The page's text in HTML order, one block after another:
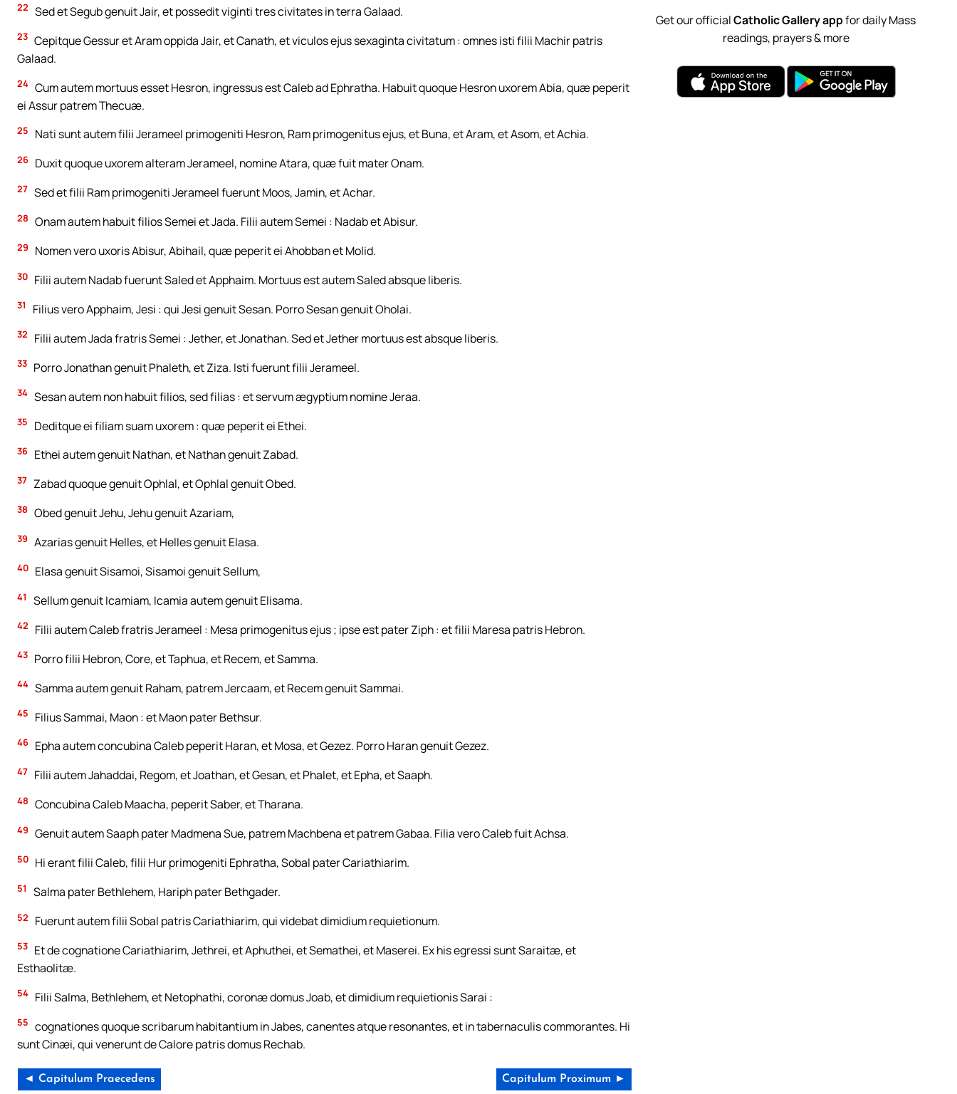
22 Sed et Segub genuit Jair, et possedit viginti tres civitates in terra Galaad.
23 Cepitque Gessur et Aram oppida Jair, et Canath, et viculos ejus sexaginta civitatum : omnes isti filii Machir patris
Galaad.
24 Cum autem mortuus esset Hesron, ingressus est Caleb ad Ephratha. Habuit quoque Hesron uxorem Abia, quæ peperit
ei Assur patrem Thecuæ.
25 Nati sunt autem filii Jerameel primogeniti Hesron, Ram primogenitus ejus, et Buna, et Aram, et Asom, et Achia.
26 Duxit quoque uxorem alteram Jerameel, nomine Atara, quæ fuit mater Onam.
27 Sed et filii Ram primogeniti Jerameel fuerunt Moos, Jamin, et Achar.
28 Onam autem habuit filios Semei et Jada. Filii autem Semei : Nadab et Abisur.
29 Nomen vero uxoris Abisur, Abihail, quæ peperit ei Ahobban et Molid.
30 Filii autem Nadab fuerunt Saled et Apphaim. Mortuus est autem Saled absque liberis.
31 Filius vero Apphaim, Jesi : qui Jesi genuit Sesan. Porro Sesan genuit Oholai.
32 Filii autem Jada fratris Semei : Jether, et Jonathan. Sed et Jether mortuus est absque liberis.
33 Porro Jonathan genuit Phaleth, et Ziza. Isti fuerunt filii Jerameel.
34 Sesan autem non habuit filios, sed filias : et servum ægyptium nomine Jeraa.
35 Deditque ei filiam suam uxorem : quæ peperit ei Ethei.
36 Ethei autem genuit Nathan, et Nathan genuit Zabad.
37 Zabad quoque genuit Ophlal, et Ophlal genuit Obed.
38 Obed genuit Jehu, Jehu genuit Azariam,
39 Azarias genuit Helles, et Helles genuit Elasa.
40 Elasa genuit Sisamoi, Sisamoi genuit Sellum,
41 Sellum genuit Icamiam, Icamia autem genuit Elisama.
42 Filii autem Caleb fratris Jerameel : Mesa primogenitus ejus ; ipse est pater Ziph : et filii Maresa patris Hebron.
43 Porro filii Hebron, Core, et Taphua, et Recem, et Samma.
44 Samma autem genuit Raham, patrem Jercaam, et Recem genuit Sammai.
45 Filius Sammai, Maon : et Maon pater Bethsur.
46 Epha autem concubina Caleb peperit Haran, et Mosa, et Gezez. Porro Haran genuit Gezez.
47 Filii autem Jahaddai, Regom, et Joathan, et Gesan, et Phalet, et Epha, et Saaph.
48 Concubina Caleb Maacha, peperit Saber, et Tharana.
49 Genuit autem Saaph pater Madmena Sue, patrem Machbena et patrem Gabaa. Filia vero Caleb fuit Achsa.
50 Hi erant filii Caleb, filii Hur primogeniti Ephratha, Sobal pater Cariathiarim.
51 Salma pater Bethlehem, Hariph pater Bethgader.
52 Fuerunt autem filii Sobal patris Cariathiarim, qui videbat dimidium requietionum.
53 Et de cognatione Cariathiarim, Jethrei, et Aphuthei, et Semathei, et Maserei. Ex his egressi sunt Saraitæ, et
Esthaolitæ.
54 Filii Salma, Bethlehem, et Netophathi, coronæ domus Joab, et dimidium requietionis Sarai :
55 cognationes quoque scribarum habitantium in Jabes, canentes atque resonantes, et in tabernaculis commorantes. Hi
sunt Cinæi, qui venerunt de Calore patris domus Rechab.
◄ Capitulum Praecedens Capitulum Proximum ►
Get our officialCatholic Gallery appfor daily Mass
readings, prayers & more